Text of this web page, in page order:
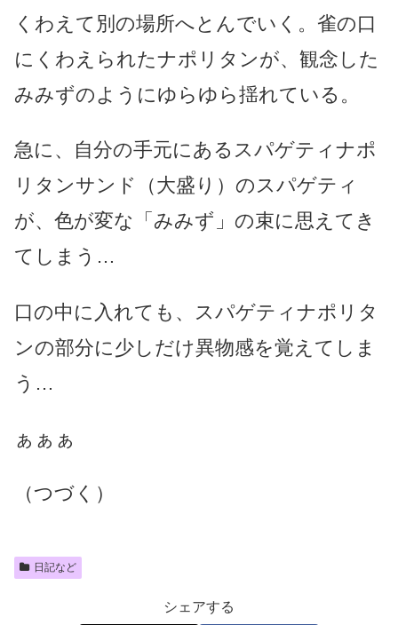
くわえて別の場所へとんでいく。雀の口
にくわえられたナポリタンが、観念した
みみずのようにゆらゆら揺れている。
急に、自分の手元にあるスパゲティナポ
リタンサンド（大盛り）のスパゲティ
が、色が変な「みみず」の束に思えてき
てしまう…
口の中に入れても、スパゲティナポリタ
ンの部分に少しだけ異物感を覚えてしま
う…
ぁぁぁ
（つづく）
日記など
シェアする